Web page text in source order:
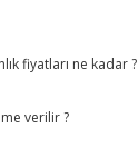
fiyatları ne kadar ?
verilir ?